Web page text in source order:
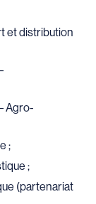
et distribution
Agro-
;
;
(partenariat